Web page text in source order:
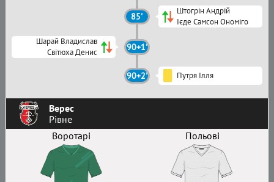
Верес
Рівне
Воротарі
Польові
85'
Штогрін Андрій
Ієде Самсон Ономіго
Шарай Владислав
Світюха Денис
90+1'
90+2' Путря Ілля